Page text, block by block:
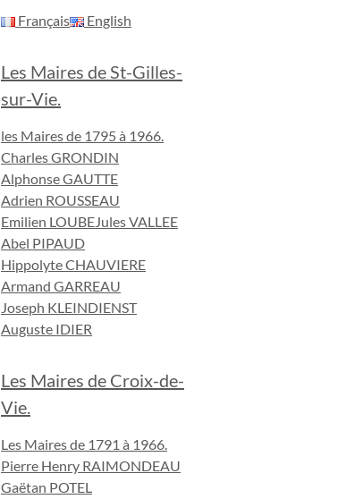
Français English
Les Maires de St-Gilles-
sur-Vie.
les Maires de 1795 à 1966.
Charles GRONDIN
Alphonse GAUTTE
Adrien ROUSSEAU
Emilien LOUBEJules VALLEE
Abel PIPAUD
Hippolyte CHAUVIERE
Armand GARREAU
Joseph KLEINDIENST
Auguste IDIER
Les Maires de Croix-de-
Vie.
Les Maires de 1791 à 1966.
Pierre Henry RAIMONDEAU
Gaëtan POTEL